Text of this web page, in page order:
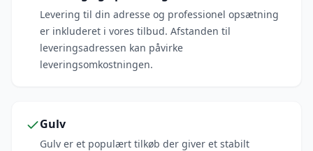
Levering til din adresse og professionel opsætning
er inkluderet i vores tilbud. Afstanden til
leveringsadressen kan påvirke
leveringsomkostningen.
Gulv
Gulv er et populært tilkøb der giver et stabilt